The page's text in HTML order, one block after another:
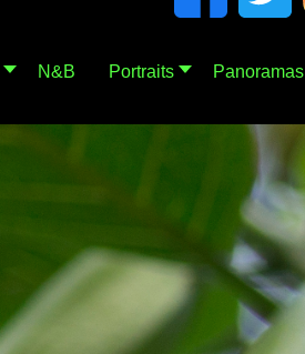
N&B Portraits Panoramas